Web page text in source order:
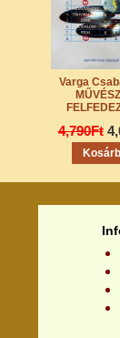
Varga
4,790Ft